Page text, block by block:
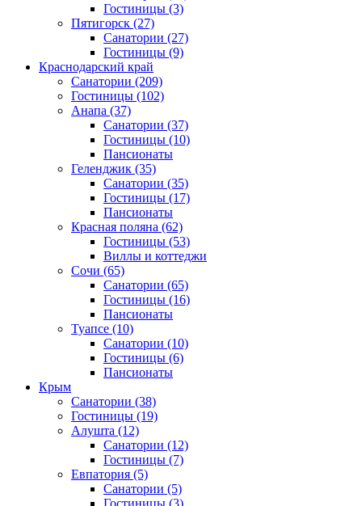
Гостиницы (3)
Пятигорск (27)
Санатории (27)
Гостиницы (9)
Краснодарский край
Санатории (209)
Гостиницы (102)
Анапа (37)
Санатории (37)
Гостиницы (10)
Пансионаты
Геленджик (35)
Санатории (35)
Гостиницы (17)
Пансионаты
Красная поляна (62)
Гостиницы (53)
Виллы и коттеджи
Сочи (65)
Санатории (65)
Гостиницы (16)
Пансионаты
Туапсе (10)
Санатории (10)
Гостиницы (6)
Пансионаты
Крым
Санатории (38)
Гостиницы (19)
Алушта (12)
Санатории (12)
Гостиницы (7)
Евпатория (5)
Санатории (5)
Гостиницы (3)